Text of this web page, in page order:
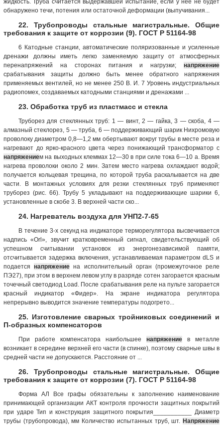
обнаружено течи, потения или остаточной деформации (выпучивания...
22. Трубопроводы стальные магистральные. Общие
требования к защите от коррозии (9). ГОСТ Р 51164-98
6 Катодные станции, автоматические поляризованные и усиленные
дренажи должны иметь легко заменяемую защиту от атмосферных
перенапряжений на сторонах питания и нагрузки; напряжение
срабатывания защиты должно быть менее обратного напряжения
применяемых вентилей, но не менее 250 В. И. 7 Уровень индустриальных
радиопомех, создаваемых катодными станциями и дренажами ...
23. Обработка труб из пластмасс и стекла
Труборез для стеклянных труб: 1 — винт, 2 — гайка, 3 — скоба, 4 —
алмазный стеклорез, 5 — труба, 6 — поддерживающий шарик Нихромовую
проволоку диаметром 0,8—1,2 мм обертывают вокруг трубы в месте реза и
нагревают до ярко-красного цвета через понижающий трансформатор с
напряжением на выходных клеммах 12—30 в при силе тока 6—10 а. Время
нагрева проволоки около 2 мин. Затем место нагрева охлаждают водой;
получается кольцевая трещина, по которой труба раскалывается на две
части. В монтажных условиях для резки стеклянных труб применяют
труборез (рис. 66). Трубу 5 укладывают на поддерживающие шарики 6,
установленные в скобе 3. В верхней части ско...
24. Нагреватель воздуха для УНП2-7-65
В течение 3-х секунд на индикаторе терморегулятора высвечивается
надпись «Orl», звучит кратковременный сигнал, свидетельствующий об
успешном считывании установок из энергонезависимой памяти,
отсчитывается задержка включения, устанавливаемая параметром dLS и
подаетсянапряжение на исполнительный орган (промежуточное реле
ПЭ27), при этом в верхнем левом углу в разряде сотен загорается красным
точечный светодиод Load. После срабатывания реле на пульте загорается
красный индикатор «Фидер». На экране индикатора регулятора
непрерывно выводится значение температуры подогрето...
25. Изготовление сварных тройниковых соединений и
П-образных компенсаторов
При работе компенсатора наибольшее напряжение в металле
возникает в середине верхней его части (в спинке), поэтому сварные швы в
средней части не допускаются. Расстояние от ...
26. Трубопроводы стальные магистральные. Общие
требования к защите от коррозии (7). ГОСТ Р 51164-98
Форма АЛ Все графы обязательны к заполнению наименование
принимающей организации АКТ контроля прочности защитных покрытий
при ударе Тип и конструкция защитного покрытия___________ Диаметр
трубы (трубопровода), мм Количество испытанных труб, шт. Напряжение